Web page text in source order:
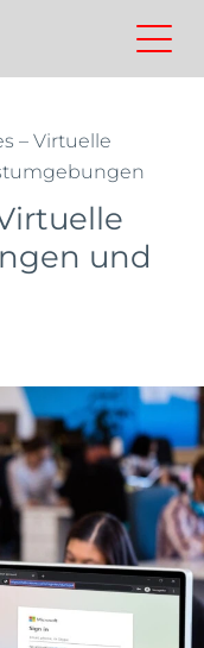
– Virtuelle
und